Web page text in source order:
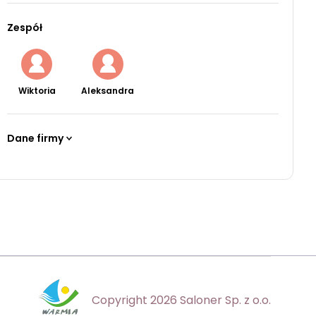
Zespół
Wiktoria Aleksandra
Dane firmy
Copyright 2026 Saloner Sp. z o.o.